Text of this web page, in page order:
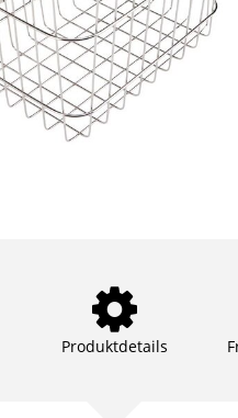
Produktdetails